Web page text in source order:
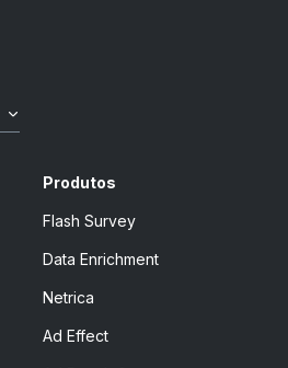
Produtos
Flash Survey
Data Enrichment
Netrica
Ad Effect